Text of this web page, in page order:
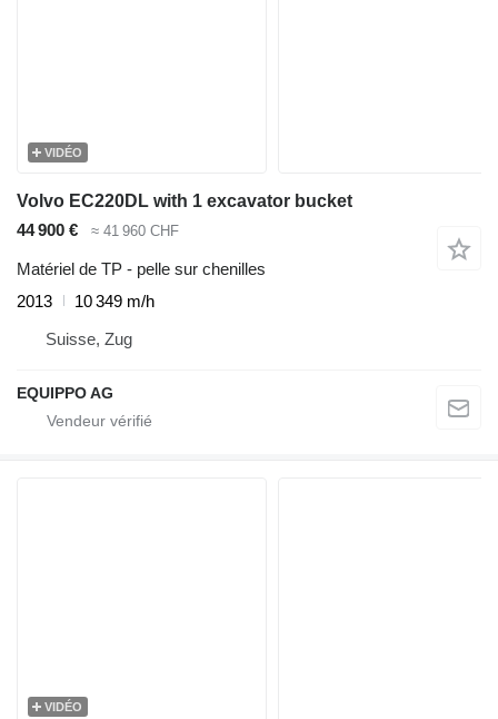
VIDÉO
Volvo EC220DL with 1 excavator bucket
44 900 €
≈ 41 960 CHF
Matériel de TP - pelle sur chenilles
2013
10 349 m/h
Suisse, Zug
EQUIPPO AG
VIDÉO